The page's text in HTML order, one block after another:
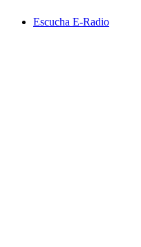
Escucha E-Radio